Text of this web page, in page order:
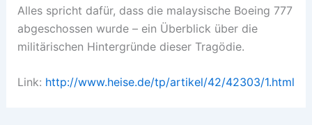
Alles spricht dafür, dass die malaysische Boeing 777
abgeschossen wurde – ein Überblick über die
militärischen Hintergründe dieser Tragödie.
Link: http://www.heise.de/tp/artikel/42/42303/1.html